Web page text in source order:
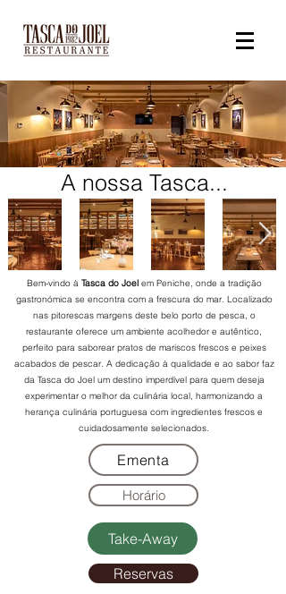
A nossa Tasca...
Bem-vindo à Tasca do Joelem Peniche, onde a tradição
gastronómica se encontra com a frescura do mar. Localizado
nas pitorescas margens deste belo porto de pesca, o
restaurante oferece um ambiente acolhedor e autêntico,
perfeito para saborear pratos de mariscos frescos e peixes
acabados de pescar. A dedicação à qualidade e ao sabor faz
da Tasca do Joel um destino imperdível para quem deseja
experimentar o melhor da culinária local, harmonizando a
herança culinária portuguesa com ingredientes frescos e
cuidadosamente selecionados.
Ementa
Horário
Take-Away
Reservas